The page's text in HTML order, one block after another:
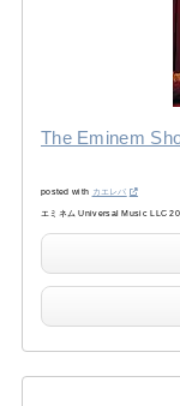
The Eminem
posted with カエレバ
エミネム Universal Music LLC